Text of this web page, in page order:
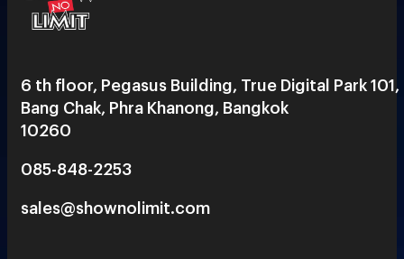
6 th floor, Pegasus Building, True Digital Park 101,
Bang Chak, Phra Khanong, Bangkok
10260
085-848-2253
sales@shownolimit.com